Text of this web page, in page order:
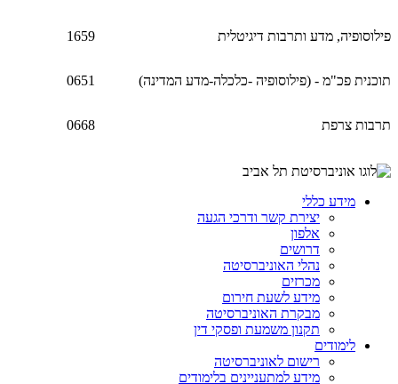
פילוסופיה, מדע ותרבות דיגיטלית 1659
תוכנית פכ"מ - (פילוסופיה -כלכלה-מדע המדינה) 0651
תרבות צרפת 0668
מידע כללי
יצירת קשר ודרכי הגעה
אלפון
דרושים
נהלי האוניברסיטה
מכרזים
מידע לשעת חירום
מבקרת האוניברסיטה
תקנון משמעת ופסקי דין
לימודים
רישום לאוניברסיטה
מידע למתעניינים בלימודים